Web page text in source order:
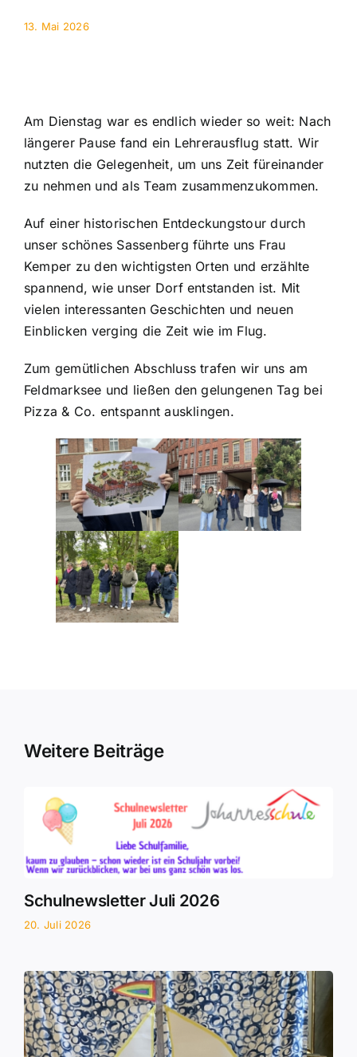
13. Mai 2026
Am Dienstag war es endlich wieder so weit: Nach
längerer Pause fand ein Lehrerausflug statt. Wir
nutzten die Gelegenheit, um uns Zeit füreinander
zu nehmen und als Team zusammenzukommen.
Auf einer historischen Entdeckungstour durch
unser schönes Sassenberg führte uns Frau
Kemper zu den wichtigsten Orten und erzählte
spannend, wie unser Dorf entstanden ist. Mit
vielen interessanten Geschichten und neuen
Einblicken verging die Zeit wie im Flug.
Zum gemütlichen Abschluss trafen wir uns am
Feldmarksee und ließen den gelungenen Tag bei
Pizza & Co. entspannt ausklingen.
Weitere Beiträge
Schulnewsletter Juli 2026
20. Juli 2026